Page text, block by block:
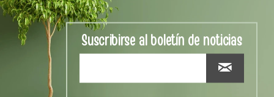
Suscribirse al boletín de noticias